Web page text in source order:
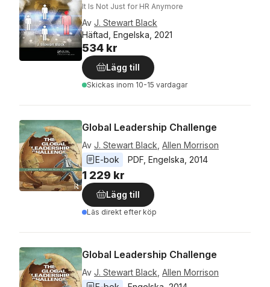
It Is Not Just for HR Anymore
Av J. Stewart Black
Häftad, Engelska, 2021
534 kr
Lägg till
Skickas inom 10-15 vardagar
Global Leadership Challenge
Av J. Stewart Black Allen Morrison
E-bok
PDF Engelska 2014
1 229 kr
Lägg till
Läs direkt efter köp
Global Leadership Challenge
Av J. Stewart Black Allen Morrison